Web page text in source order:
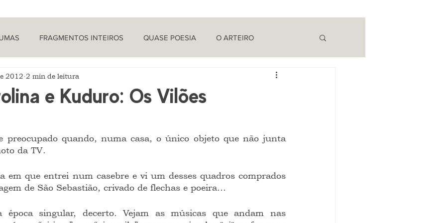
FRAGMENTOS INTEIROS QUASE POESIA O ARTEIRO
PROVOCAÇÕES NADA FILOSÓFICAS
e Kuduro: Os Vilões
2012 2 min de leitura
da TV.
de São Sebastião, crivado de flechas e poeira…